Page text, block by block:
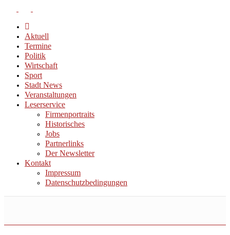
Aktuell
Termine
Politik
Wirtschaft
Sport
Stadt News
Veranstaltungen
Leserservice
Firmenportraits
Historisches
Jobs
Partnerlinks
Der Newsletter
Kontakt
Impressum
Datenschutzbedingungen